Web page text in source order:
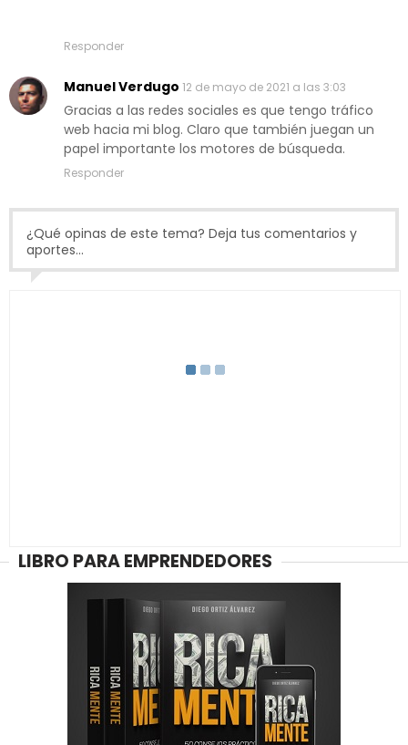
Responder
Manuel Verdugo 12 de mayo de 2021 a las 3:03
Gracias a las redes sociales es que tengo tráfico
web hacia mi blog. Claro que también juegan un
papel importante los motores de búsqueda.
Responder
¿Qué opinas de este tema? Deja tus comentarios y
aportes...
LIBRO PARA EMPRENDEDORES